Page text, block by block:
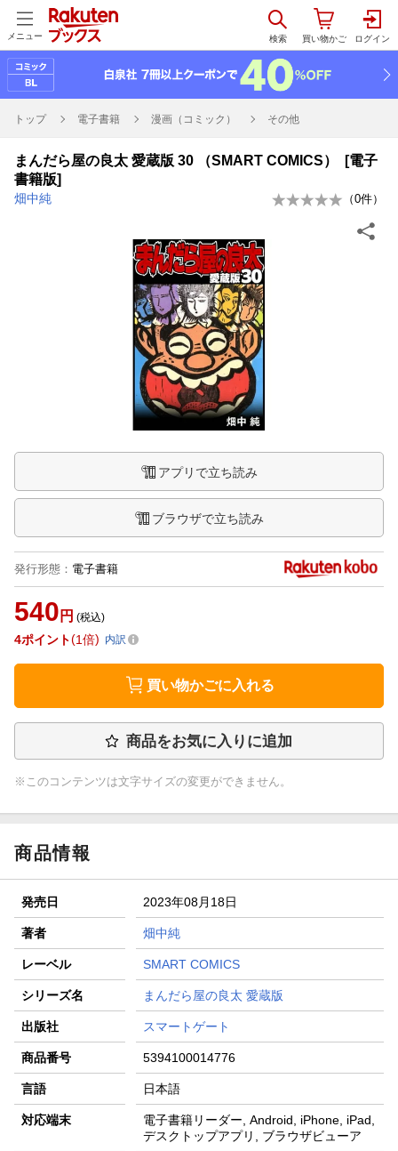
メニュー
トップ 電子書籍 漫画（コミック） その他
まんだら屋の良太 愛蔵版 30 （SMART COMICS） [電子
書籍版]
畑中純 （0件）
アプリで立ち読み
ブラウザで立ち読み
発行形態 ： 電子書籍
540 円 (税込)
4ポイント 1倍 内訳
買い物かごに入れる
商品をお気に入りに追加
※このコンテンツは文字サイズの変更ができません。
商品情報
発売日 2023年08月18日
著者 畑中純
レーベル SMART COMICS
シリーズ名 まんだら屋の良太 愛蔵版
出版社 スマートゲート
商品番号 5394100014776
言語 日本語
対応端末
電子書籍リーダー, Android, iPhone, iPad,
デスクトップアプリ, ブラウザビューア